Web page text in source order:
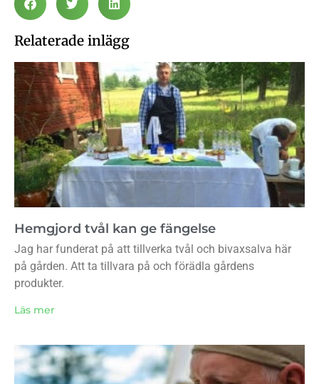
Relaterade inlägg
Hemgjord tvål kan ge fängelse
Jag har funderat på att tillverka tvål och bivaxsalva här
på gården. Att ta tillvara på och förädla gårdens
produkter.
Läs mer